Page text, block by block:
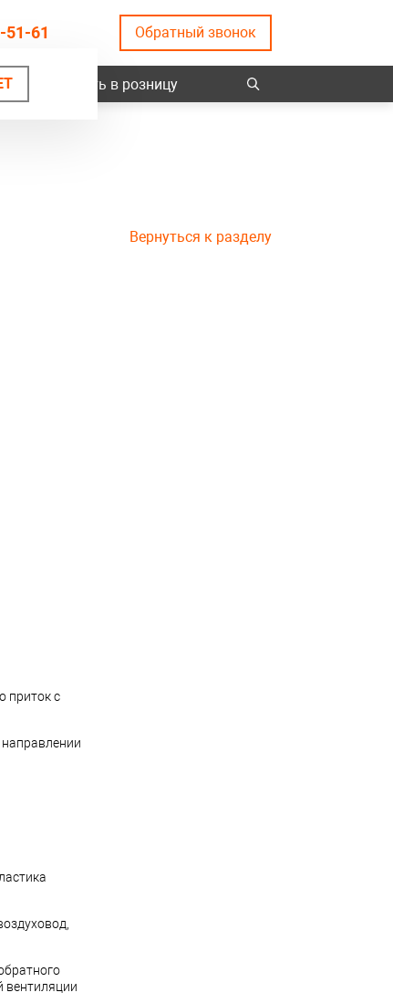
51-61 Обратный звонок
Купить в розницу
Вернуться к разделу
приток с
направлении
вентиляции